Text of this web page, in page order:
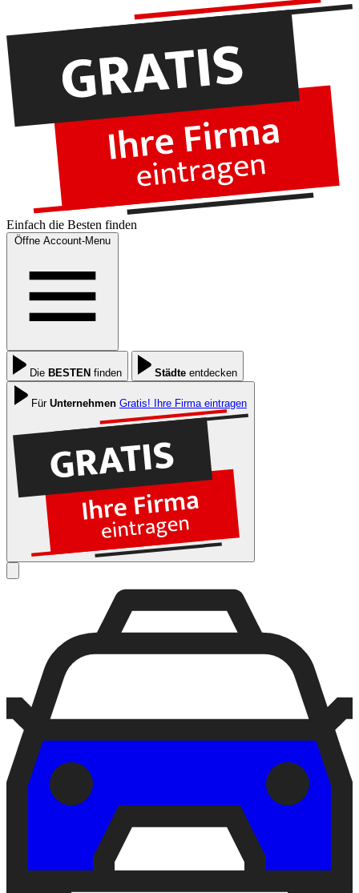
Einfach die Besten finden
Öffne Account-Menu
Die BESTEN finden Städte entdecken
Für Unternehmen Gratis! Ihre Firma eintragen